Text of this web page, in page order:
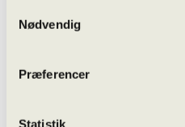
Nødvendig
Præferencer
Statistik
Kvalitetssikring